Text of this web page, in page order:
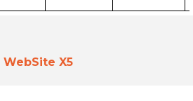
WebSite X5